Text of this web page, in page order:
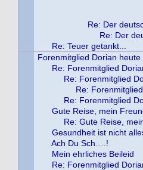
Re: Der
Re: Der
Re: Teuer getankt...
Forenmitglied Dorian heute
Re: Forenmitglied
Re: Forenmitglied
Re:
Re: Forenmitglied
Gute Reise, mein
Re: Gute Reise,
Gesundheit ist nicht
Ach Du Sch….!
Mein ehrliches Beileid
Re: Forenmitglied